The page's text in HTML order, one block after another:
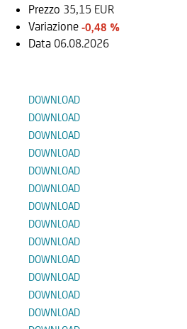
Prezzo 35,15 EUR
Variazione -0,48 %
Data 06.08.2026
DOWNLOAD
DOWNLOAD
DOWNLOAD
DOWNLOAD
DOWNLOAD
DOWNLOAD
DOWNLOAD
DOWNLOAD
DOWNLOAD
DOWNLOAD
DOWNLOAD
DOWNLOAD
DOWNLOAD